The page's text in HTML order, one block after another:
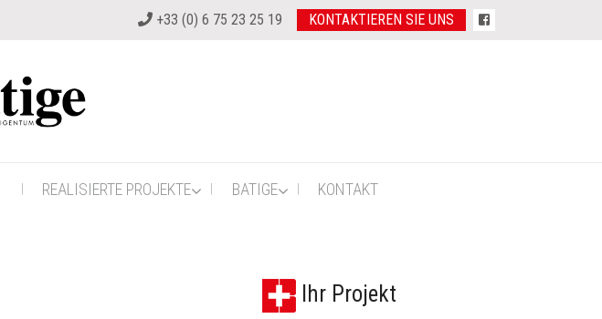
REALISIERTE PROJEKTE BATIGE KONTAKT
Ihr Projekt
+33 (0) 6 75 23 25 19 KONTAKTIEREN SIE UNS